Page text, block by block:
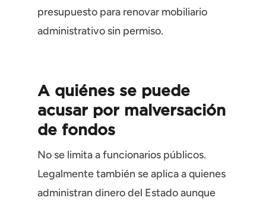
presupuesto para renovar mobiliario
administrativo sin permiso.
A quiénes se puede
acusar por malversación
de fondos
No se limita a funcionarios públicos.
Legalmente también se aplica a quienes
administran dinero del Estado aunque